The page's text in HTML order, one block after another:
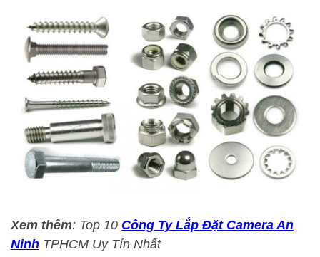
Xem thêm: Top 10 Công Ty Lắp Đặt Camera An
Ninh TPHCM Uy Tín Nhất